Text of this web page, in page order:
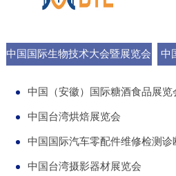
中国国际生物技术大会暨展览会 中
中国（安徽）国际糖酒食品展览
中国台湾烘焙展览会
中国国际汽车零配件维修检测
中国台湾摄影器材展览会